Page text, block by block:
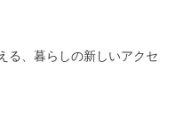
る、暮らしの新しいアクセ